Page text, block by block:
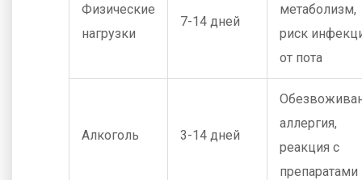
Физические
нагрузки
7-14 дней
метаболизм,
риск
от пота
Алкоголь 3-14 дней
аллергия,
реакция с
препаратами